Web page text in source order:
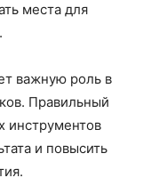
места для
важную роль в
Правильный
инструментов
и повысить